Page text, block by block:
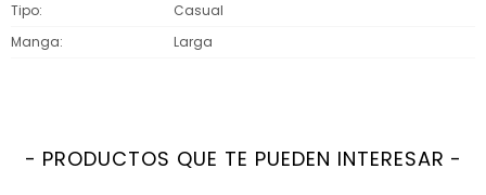
Tipo
Casual
Manga
Larga
PRODUCTOS QUE TE PUEDEN INTERESAR